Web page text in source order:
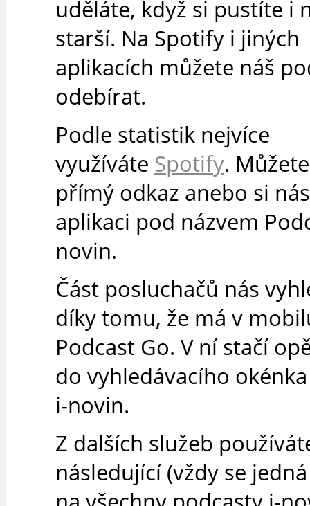
uděláte, když si pustíte i
starší. Na Spotify i jiných
aplikacích můžete náš
odebírat.
Podle statistik nejvíce
využíváte Spotify.
přímý odkaz anebo si
aplikaci pod názvem
novin.
Část posluchačů nás
díky tomu, že má v
Podcast Go. V ní stačí
do vyhledávacího
i-novin.
Z dalších služeb
následující (vždy se